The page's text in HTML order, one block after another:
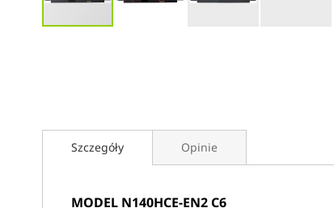
Szczegóły
MODEL N140HCE-EN2 C6
Opinie